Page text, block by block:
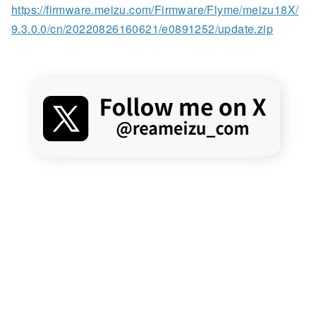
https://firmware.meizu.com/Firmware/Flyme/meizu18X/
9.3.0.0/cn/20220826160621/e0891252/update.zip